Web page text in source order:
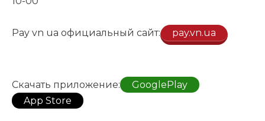
Pay vn ua официальный сайт: pay.vn.ua
Скачать приложение:
GooglePlay
App Store